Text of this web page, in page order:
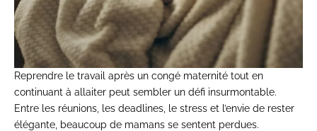
Reprendre le travail après un congé maternité tout en
continuant à allaiter peut sembler un défi insurmontable.
Entre les réunions, les deadlines, le stress et l’envie de rester
élégante, beaucoup de mamans se sentent perdues.